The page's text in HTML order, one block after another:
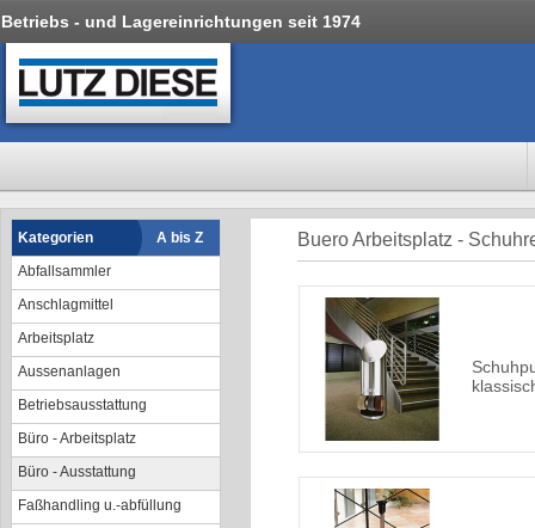
Betriebs - und Lagereinrichtungen seit 1974
Kategorien
A bis Z
Abfallsammler
Anschlagmittel
Arbeitsplatz
Aussenanlagen
Betriebsausstattung
Büro - Arbeitsplatz
Büro - Ausstattung
Faßhandling u.-abfüllung
Buero Arbeitsplatz -